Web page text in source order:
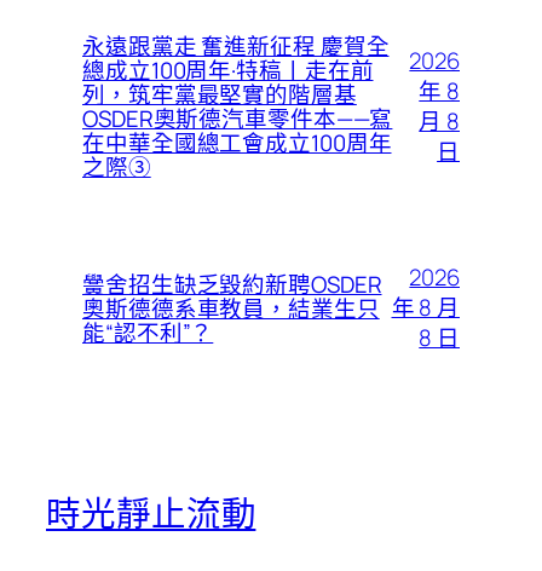
永遠跟黨走 奮進新征程 慶賀全
總成立100周年·特稿丨走在前
列，筑牢黨最堅實的階層基
OSDER奧斯德汽車零件本——寫
在中華全國總工會成立100周年
之際③
2026
年 8
月 8
日
黌舍招生缺乏毀約新聘OSDER
奧斯德德系車教員，結業生只
能“認不利”？
2026
年 8 月
8 日
時光靜止流動